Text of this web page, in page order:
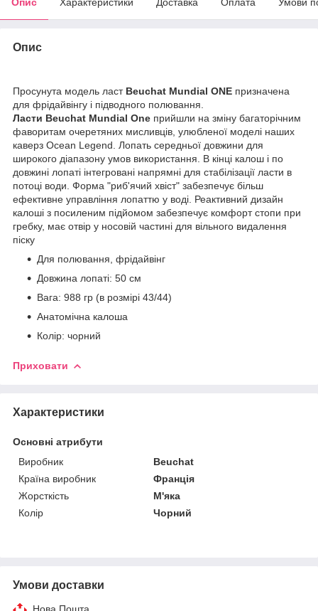
Опис
Просунута модель ласт Beuchat Mundial ONE призначена
для фрідайвінгу і підводного полювання.
Ласти Beuchat Mundial One прийшли на зміну багаторічним
фаворитам очеретяних мисливців, улюбленої моделі наших
каверз Ocean Legend. Лопать середньої довжини для
широкого діапазону умов використання. В кінці калош і по
довжині лопаті інтегровані напрямні для стабілізації ласти в
потоці води. Форма "риб'ячий хвіст" забезпечує більш
ефективне управління лопаттю у воді. Реактивний дизайн
калоші з посиленим підйомом забезпечує комфорт стопи при
гребку, має отвір у носовій частині для вільного видалення
піску
Для полювання, фрідайвінг
Довжина лопаті: 50 см
Вага: 988 гр (в розмірі 43/44)
Анатомічна калоша
Колір: чорний
Приховати
Характеристики
Основні атрибути
Виробник
Beuchat
Країна виробник
Франція
Жорсткість
М'яка
Колір
Чорний
Умови доставки
Нова Пошта